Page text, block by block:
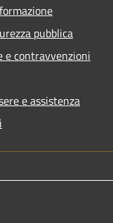
pubblica
e contravvenzioni
e assistenza